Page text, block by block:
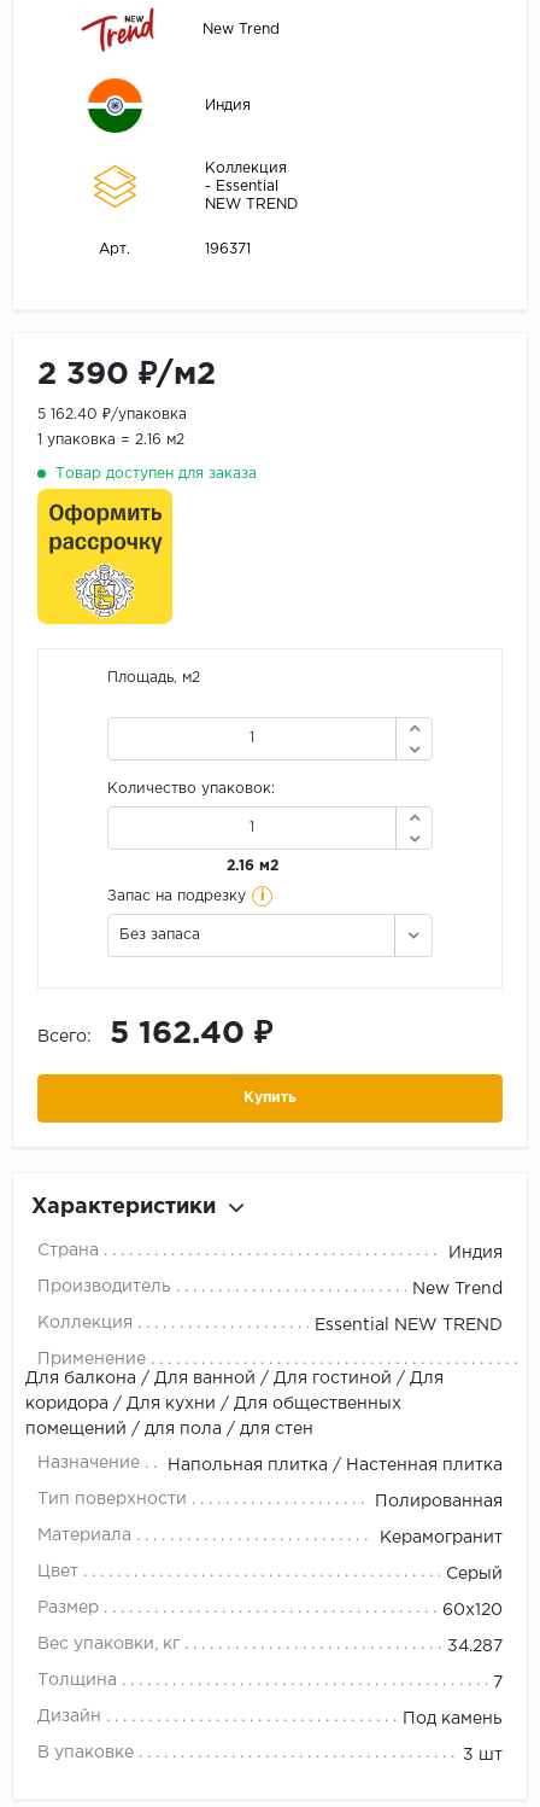
New Trend
Индия
Коллекция
- Essential
NEW TREND
Арт. 196371
2 390 ₽/м2
5 162.40 ₽/упаковка
1 упаковка = 2.16 м2
Товар доступен для заказа
Площадь, м2
Количество упаковок:
2.16 м2
Запас на подрезку i
Без запаса
Всего: 5 162.40 ₽
Купить
Характеристики
Страна Индия
Производитель New Trend
Коллекция Essential NEW TREND
Применение
Для балкона / Для ванной / Для гостиной / Для
коридора / Для кухни / Для общественных
помещений / для пола / для стен
Назначение Напольная плитка / Настенная плитка
Тип поверхности Полированная
Материала Керамогранит
Цвет Серый
Размер 60х120
Вес упаковки, кг 34.287
Толщина 7
Дизайн Под камень
В упаковке 3 шт